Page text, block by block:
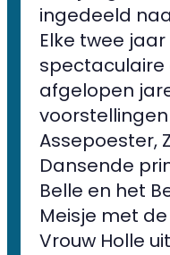
ingedeeld
Elke twee
spectaculaire
afgelopen
Assepoester,
Dansende
Belle en het
Meisje met
Vrouw Holle